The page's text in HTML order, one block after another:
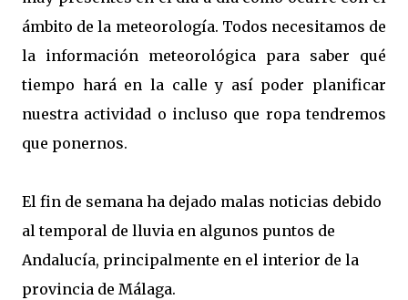
ámbito de la meteorología. Todos necesitamos de
la información meteorológica para saber qué
tiempo hará en la calle y así poder planificar
nuestra actividad o incluso que ropa tendremos
que ponernos.
El fin de semana ha dejado malas noticias debido
al temporal de lluvia en algunos puntos de
Andalucía, principalmente en el interior de la
provincia de Málaga.